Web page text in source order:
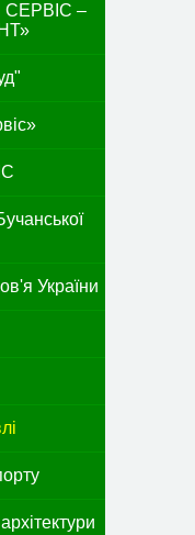
СЕРВІС –
України